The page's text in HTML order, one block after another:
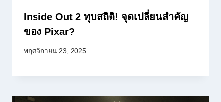
Inside Out 2 ทุบสถิติ! จุดเปลี่ยนสำคัญ
ของ Pixar?
พฤศจิกายน 23, 2025